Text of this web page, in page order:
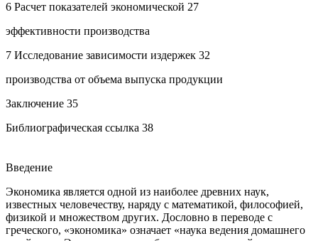
6 Расчет показателей экономической 27
эффективности производства
7 Исследование зависимости издержек 32
производства от объема выпуска продукции
Заключение 35
Библиографическая ссылка 38
Введение
Экономика является одной из наиболее древних наук,
известных человечеству, наряду с математикой, философией,
физикой и множеством других. Дословно в переводе с
греческого, «экономика» означает «наука ведения домашнего